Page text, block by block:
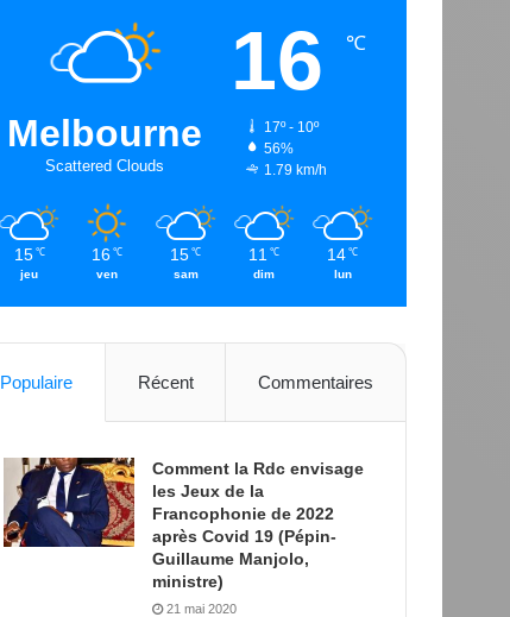
Melbourne
Scattered Clouds
16 ℃
17º - 10º
56%
1.79 km/h
15 ℃
jeu
16 ℃
ven
15 ℃
sam
11 ℃
dim
14 ℃
lun
Populaire Récent Commentaires
Comment la Rdc envisage
les Jeux de la
Francophonie de 2022
après Covid 19 (Pépin-
Guillaume Manjolo,
ministre)
21 mai 2020